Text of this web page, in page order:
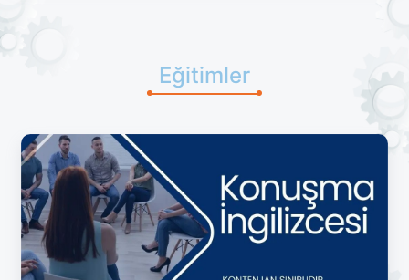
Eğitimler